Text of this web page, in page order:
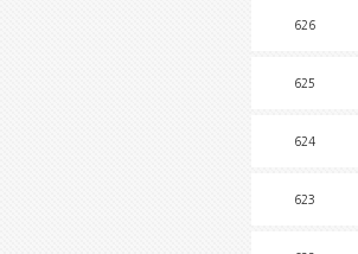
626
625
624
623